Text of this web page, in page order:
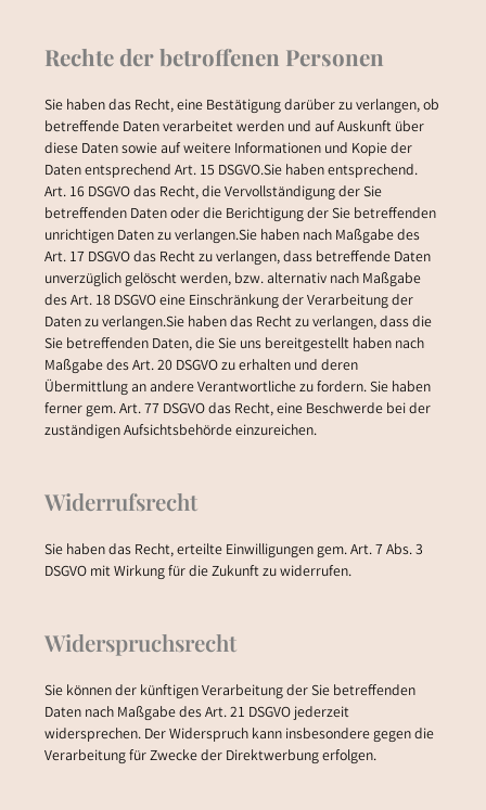
Rechte der betroffenen Personen
Sie haben das Recht, eine Bestätigung darüber zu verlangen, ob
betreffende Daten verarbeitet werden und auf Auskunft über
diese Daten sowie auf weitere Informationen und Kopie der
Daten entsprechend Art. 15 DSGVO.Sie haben entsprechend.
Art. 16 DSGVO das Recht, die Vervollständigung der Sie
betreffenden Daten oder die Berichtigung der Sie betreffenden
unrichtigen Daten zu verlangen.Sie haben nach Maßgabe des
Art. 17 DSGVO das Recht zu verlangen, dass betreffende Daten
unverzüglich gelöscht werden, bzw. alternativ nach Maßgabe
des Art. 18 DSGVO eine Einschränkung der Verarbeitung der
Daten zu verlangen.Sie haben das Recht zu verlangen, dass die
Sie betreffenden Daten, die Sie uns bereitgestellt haben nach
Maßgabe des Art. 20 DSGVO zu erhalten und deren
Übermittlung an andere Verantwortliche zu fordern. Sie haben
ferner gem. Art. 77 DSGVO das Recht, eine Beschwerde bei der
zuständigen Aufsichtsbehörde einzureichen.
Widerrufsrecht
Sie haben das Recht, erteilte Einwilligungen gem. Art. 7 Abs. 3
DSGVO mit Wirkung für die Zukunft zu widerrufen.
Widerspruchsrecht
Sie können der künftigen Verarbeitung der Sie betreffenden
Daten nach Maßgabe des Art. 21 DSGVO jederzeit
widersprechen. Der Widerspruch kann insbesondere gegen die
Verarbeitung für Zwecke der Direktwerbung erfolgen.